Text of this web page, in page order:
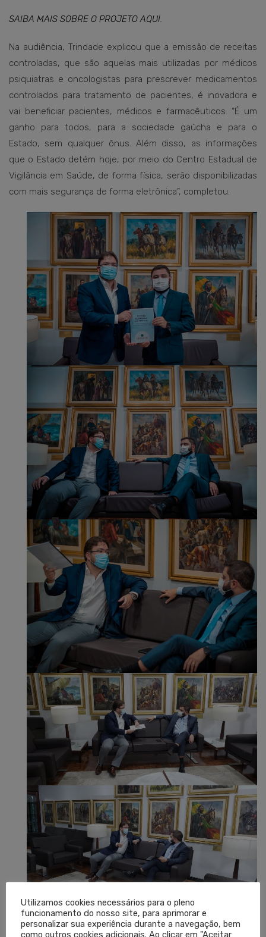
SAIBA MAIS SOBRE O PROJETO AQUI.
Na audiência, Trindade explicou que a emissão de receitas
controladas, que são aquelas mais utilizadas por médicos
psiquiatras e oncologistas para prescrever medicamentos
controlados para tratamento de pacientes, é inovadora e
vai beneficiar pacientes, médicos e farmacêuticos. “É um
ganho para todos, para a sociedade gaúcha e para o
Estado, sem qualquer ônus. Além disso, as informações
que o Estado detém hoje, por meio do Centro Estadual de
Vigilância em Saúde, de forma física, serão disponibilizadas
com mais segurança de forma eletrônica”, completou.
Utilizamos cookies necessários para o pleno
funcionamento do nosso site, para aprimorar e
personalizar sua experiência durante a navegação, bem
como outros cookies adicionais. Ao clicar em "Aceitar